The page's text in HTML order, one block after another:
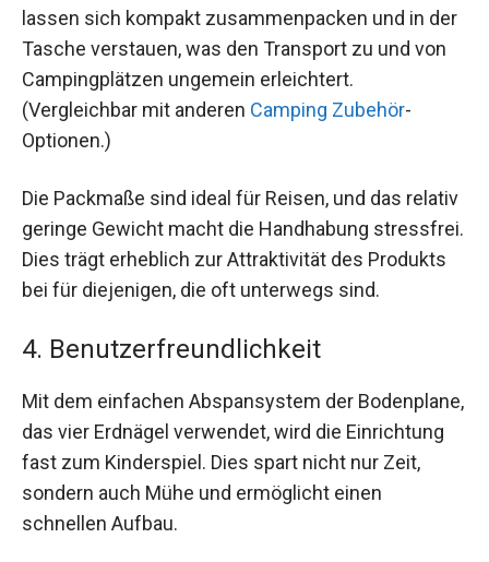
lassen sich kompakt zusammenpacken und in der
Tasche verstauen, was den Transport zu und von
Campingplätzen ungemein erleichtert.
(Vergleichbar mit anderen Camping Zubehör-
Optionen.)
Die Packmaße sind ideal für Reisen, und das relativ
geringe Gewicht macht die Handhabung stressfrei.
Dies trägt erheblich zur Attraktivität des Produkts
bei für diejenigen, die oft unterwegs sind.
4. Benutzerfreundlichkeit
Mit dem einfachen Abspansystem der Bodenplane,
das vier Erdnägel verwendet, wird die Einrichtung
fast zum Kinderspiel. Dies spart nicht nur Zeit,
sondern auch Mühe und ermöglicht einen
schnellen Aufbau.